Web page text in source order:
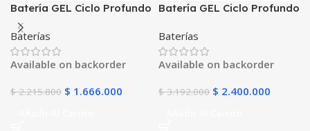
Batería GEL Ciclo Profundo
12V 150Ah POWEST
FLS121500DC | Energía
Solar | Deep Cycle VRLA |
Off-Grid
Baterías
Available on backorder
$2.215.800 $ 1.666.000
Batería GEL Ciclo Profundo
FLS122000DC | Energía
Solar | Deep Cycle VRLA |
Off-Grid
Baterías
Available on backorder
$3.192.000 $ 2.400.000